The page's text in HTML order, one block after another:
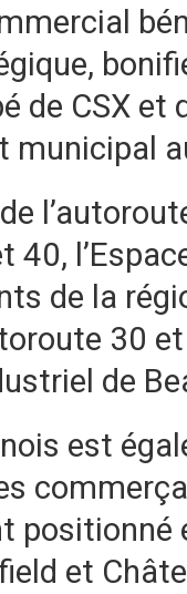
de CSX
municipal
40,
de la
30
de
est
positionné
et